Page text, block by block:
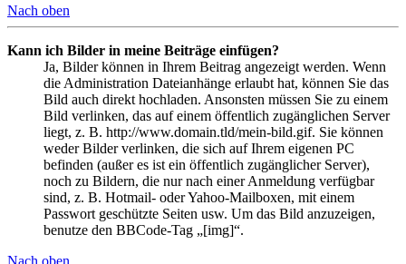
Nach oben
Kann ich Bilder in meine Beiträge einfügen?
Ja, Bilder können in Ihrem Beitrag angezeigt werden. Wenn
die Administration Dateianhänge erlaubt hat, können Sie das
Bild auch direkt hochladen. Ansonsten müssen Sie zu einem
Bild verlinken, das auf einem öffentlich zugänglichen Server
liegt, z. B. http://www.domain.tld/mein-bild.gif. Sie können
weder Bilder verlinken, die sich auf Ihrem eigenen PC
befinden (außer es ist ein öffentlich zugänglicher Server),
noch zu Bildern, die nur nach einer Anmeldung verfügbar
sind, z. B. Hotmail- oder Yahoo-Mailboxen, mit einem
Passwort geschützte Seiten usw. Um das Bild anzuzeigen,
benutze den BBCode-Tag „[img]“.
Nach oben